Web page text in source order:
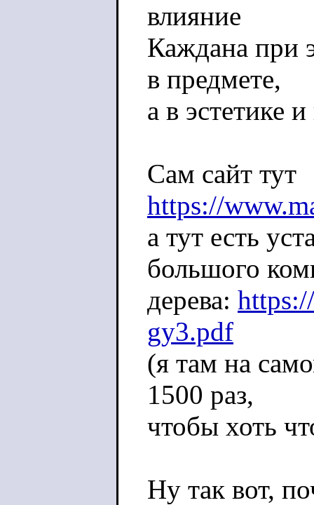
влияние
Каждана при
в предмете,
а в эстетике
Сам сайт тут
https://
а тут есть
большого
дерева:
gy3.pdf
(я там на
1500 раз,
чтобы хоть
Ну так вот,